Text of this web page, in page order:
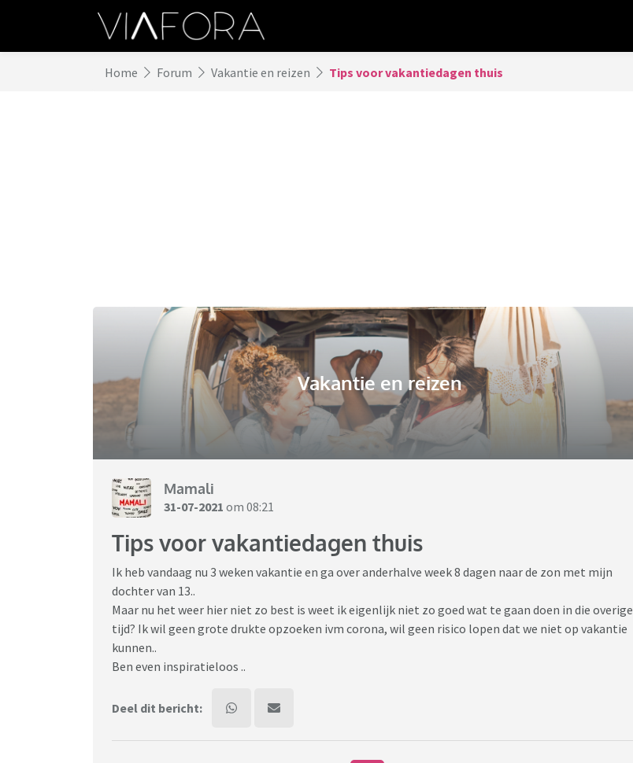
Home Forum Vakantie en reizen Tips voor vakantiedagen thuis
Vakantie en reizen
Mamali
31-07-2021 om 08:21
Tips voor vakantiedagen thuis
Ik heb vandaag nu 3 weken vakantie en ga over anderhalve week 8 dagen naar de zon met mijn
dochter van 13..
Maar nu het weer hier niet zo best is weet ik eigenlijk niet zo goed wat te gaan doen in die overige
tijd? Ik wil geen grote drukte opzoeken ivm corona, wil geen risico lopen dat we niet op vakantie
kunnen..
Ben even inspiratieloos ..
Deel dit bericht: